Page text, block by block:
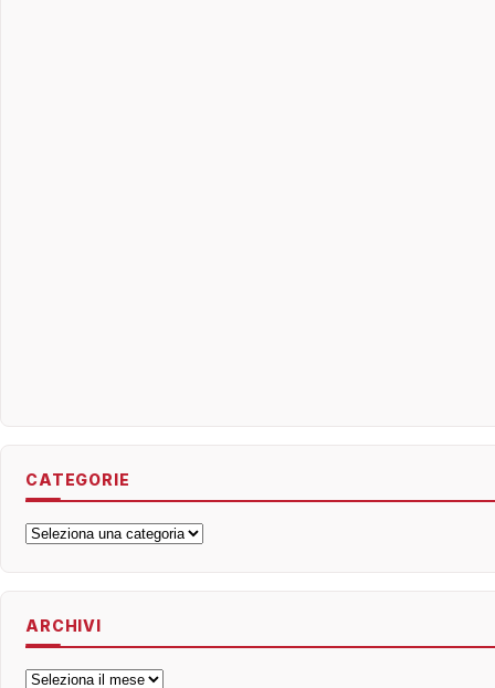
CATEGORIE
Categorie
ARCHIVI
Archivi